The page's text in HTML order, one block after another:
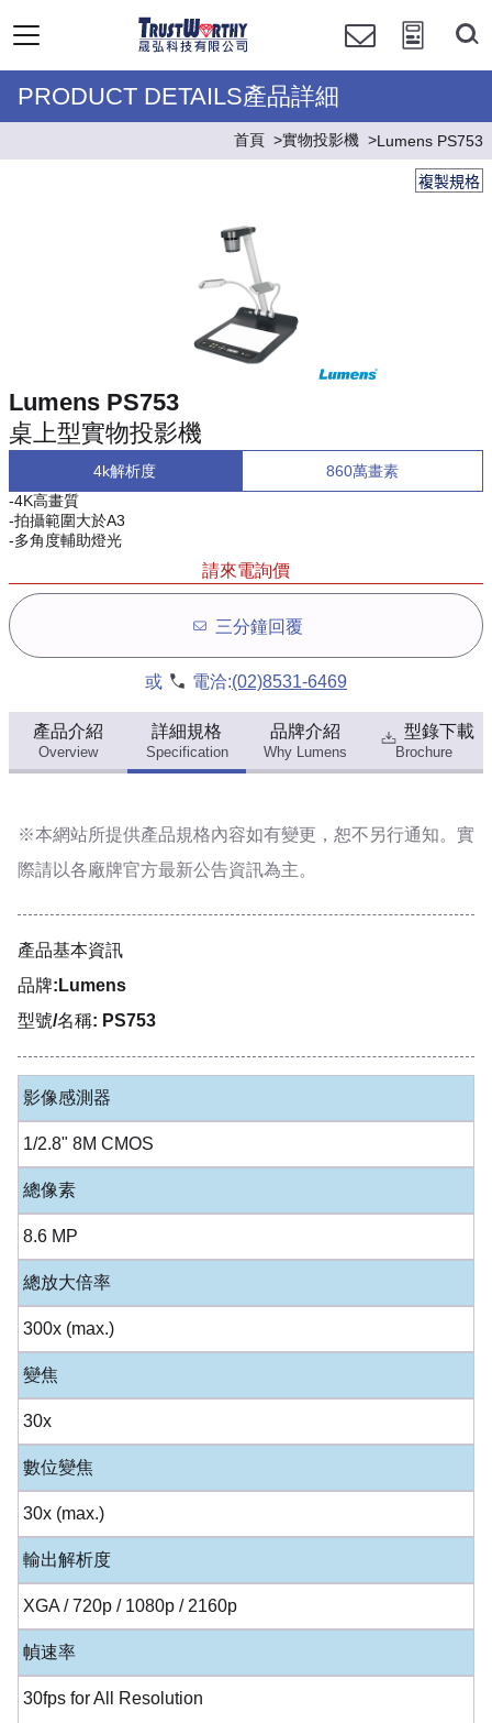
PRODUCT DETAILS產品詳細
首頁 實物投影機 Lumens PS753
複製規格
Lumens PS753
桌上型實物投影機
4k解析度
860萬畫素
-4K高畫質
-拍攝範圍大於A3
-多角度輔助燈光
請來電詢價
三分鐘回覆
或 電洽:(02)8531-6469
產品介紹
Overview
詳細規格
Specification
品牌介紹
Why Lumens
型錄下載
Brochure
※本網站所提供產品規格內容如有變更，恕不另行通知。實
際請以各廠牌官方最新公告資訊為主。
產品基本資訊
品牌:Lumens
型號/名稱: PS753
影像感測器
1/2.8" 8M CMOS
總像素
8.6 MP
總放大倍率
300x (max.)
變焦
30x
數位變焦
30x (max.)
輸出解析度
XGA / 720p / 1080p / 2160p
幀速率
30fps for All Resolution